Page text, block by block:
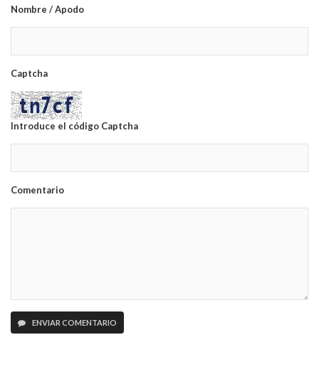
Nombre / Apodo
Captcha
Introduce el código Captcha
Comentario
ENVIAR COMENTARIO